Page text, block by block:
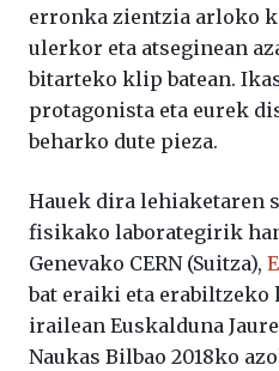
erronka zientzia arloko
ulerkor eta atseginean
bitarteko klip batean.
protagonista eta eurek
beharko dute pieza.
Hauek dira lehiaketaren
fisikako laborategirik
Genevako CERN (Suitza),
bat eraiki eta erabiltzeko
irailean Euskalduna
Naukas Bilbao 2018ko